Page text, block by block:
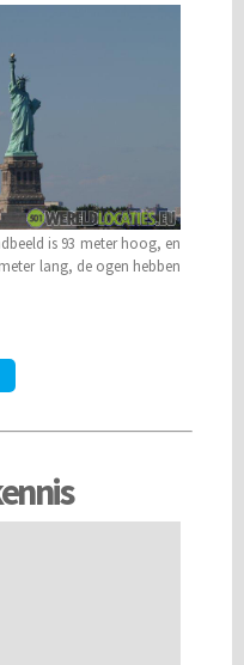
is 93 meter hoog, en
lang, de ogen hebben